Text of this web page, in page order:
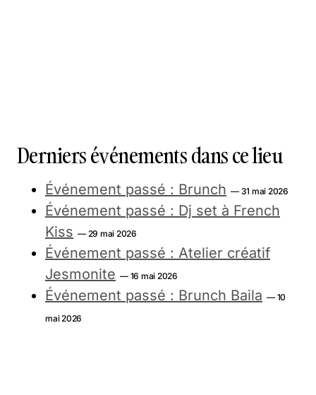
Derniers événements dans ce lieu
Événement passé : Brunch — 31 mai 2026
Événement passé : Dj set à French
Kiss — 29 mai 2026
Événement passé : Atelier créatif
Jesmonite — 16 mai 2026
Événement passé : Brunch Baila — 10
mai 2026